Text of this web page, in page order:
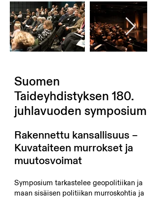
Suomen
Taideyhdistyksen 180.
juhlavuoden symposium
Rakennettu kansallisuus –
Kuvataiteen murrokset ja
muutosvoimat
Symposium tarkastelee geopolitiikan ja
maan sisäisen politiikan murroskohtia ja